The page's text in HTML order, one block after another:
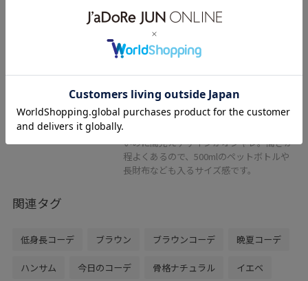
ボンバッグ・ショルダーバッグ・
カゴバッグ
ブラック系 / F
¥6,919
大きめリボンが大人可愛いバック♪中は3
構想となっていて、真ん中がチャック使い
いのに高見えデザインがオシャレ。高さが
程よくあるので、500mlのペットボトルや
長財布なども入るサイズ感です。
関連タグ
低身長コーデ ブラウン ブラウンコーデ 晩夏コーデ
ハンサム 今日のコーデ 骨格ナチュラル イエベ